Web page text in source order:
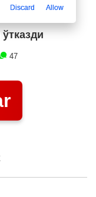
47
Discard Allow